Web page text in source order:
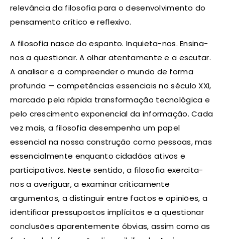
relevância da filosofia para o desenvolvimento do
pensamento crítico e reflexivo.
A filosofia nasce do espanto. Inquieta-nos. Ensina-
nos a questionar. A olhar atentamente e a escutar.
A analisar e a compreender o mundo de forma
profunda — competências essenciais no século XXI,
marcado pela rápida transformação tecnológica e
pelo crescimento exponencial da informação. Cada
vez mais, a filosofia desempenha um papel
essencial na nossa construção como pessoas, mas
essencialmente enquanto cidadãos ativos e
participativos. Neste sentido, a filosofia exercita-
nos a averiguar, a examinar criticamente
argumentos, a distinguir entre factos e opiniões, a
identificar pressupostos implícitos e a questionar
conclusões aparentemente óbvias, assim como as